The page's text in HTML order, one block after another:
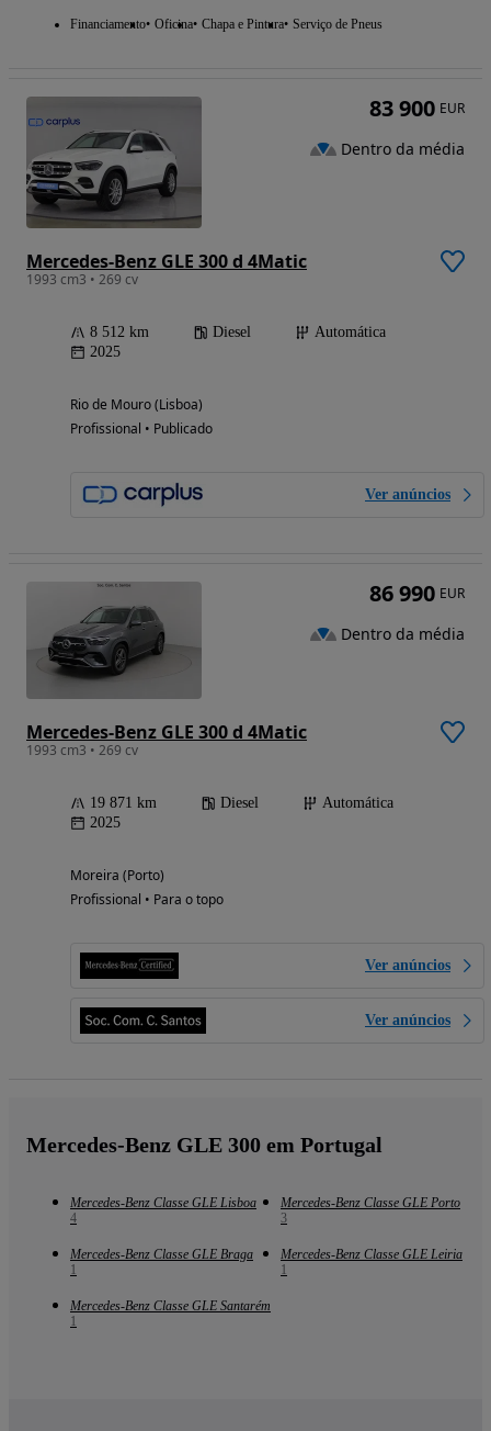
Financiamento Oficina Chapa e Pintura Serviço de Pneus
Mercedes-Benz GLE 300 d 4Matic
1993 cm3 • 269 cv
8 512 km Diesel
Automática
2025
Rio de Mouro (Lisboa)
Profissional • Publicado
Ver anúncios
83 900 EUR
Dentro da média
Mercedes-Benz GLE 300 d 4Matic
1993 cm3 • 269 cv
19 871 km Diesel
Automática
2025
Moreira (Porto)
Profissional • Para o topo
Ver anúncios
Ver anúncios
86 990 EUR
Dentro da média
Mercedes-Benz GLE 300 em Portugal
Mercedes-Benz Classe GLE Lisboa
4
Mercedes-Benz Classe GLE Porto
3
Mercedes-Benz Classe GLE Braga
1
Mercedes-Benz Classe GLE Leiria
1
Mercedes-Benz Classe GLE Santarém
1